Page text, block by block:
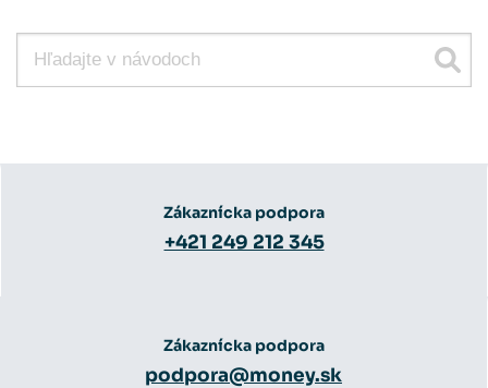
Zákaznícka podpora
+421 249 212 345
Zákaznícka podpora
podpora@money.sk